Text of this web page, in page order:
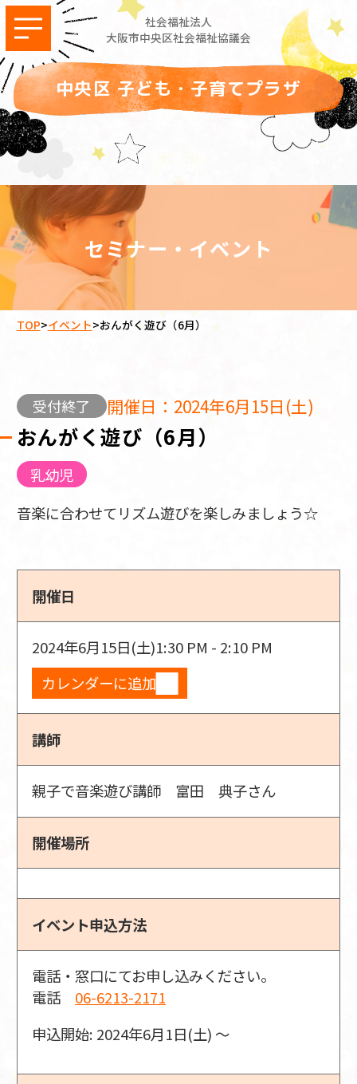
社会福祉法人
大阪市中央区社会福祉協議会
中央区 子ども・子育てプラザ
セミナー・イベント
TOP>イベント>おんがく遊び（6月）
受付終了 開催日：2024年6月15日(土)
おんがく遊び（6月）
乳幼児
音楽に合わせてリズム遊びを楽しみましょう☆
開催日
2024年6月15日(土)1:30 PM - 2:10 PM
カレンダーに追加
講師
親子で音楽遊び講師 富田 典子さん
開催場所
イベント申込方法
電話・窓口にてお申し込みください。
電話 06-6213-2171
申込開始: 2024年6月1日(土) 〜